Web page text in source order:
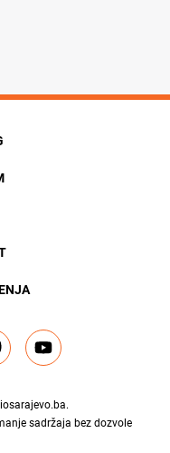
.
sadržaja bez dozvole